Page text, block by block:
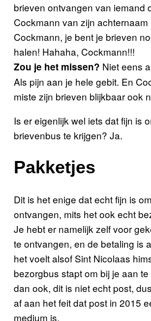
brieven ontvangen van iemand
Cockmann van zijn achternaam
Cockmann, je bent je brieven
halen! Hahaha, Cockmann!!!
Zou je het missen? Niet eens
Als pijn aan je hele gebit. En
miste zijn brieven blijkbaar ook
Is er eigenlijk wel iets dat fijn is
brievenbus te krijgen? Ja.
Pakketjes
Dit is het enige dat echt fijn is
ontvangen, mits het ook echt
Je hebt er namelijk zelf voor
te ontvangen, en de betaling is
het voelt alsof Sint Nicolaas
bezorgbus stapt om bij je aan
dan ook, dit is niet echt post,
af aan het feit dat post in 2015
medium is.